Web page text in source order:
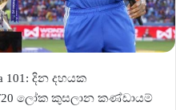
101: දින දහයක
ලෝක කුසලාන කණ්ඩායම්